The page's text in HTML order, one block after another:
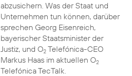
abzusichern. Was der Staat und
Unternehmen tun können, darüber
sprechen Georg Eisenreich,
bayerischer Staatsminister der
Justiz, und O2Telefónica-CEO
Markus Haas im aktuellen O2
Telefónica TecTalk.